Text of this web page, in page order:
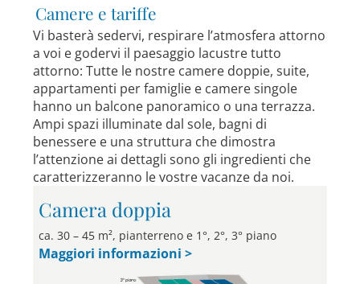
Camere e tariffe
Vi basterà sedervi, respirare l’atmosfera attorno
a voi e godervi il paesaggio lacustre tutto
attorno: Tutte le nostre camere doppie, suite,
appartamenti per famiglie e camere singole
hanno un balcone panoramico o una terrazza.
Ampi spazi illuminate dal sole, bagni di
benessere e una struttura che dimostra
l’attenzione ai dettagli sono gli ingredienti che
caratterizzeranno le vostre vacanze da noi.
Camera doppia
ca. 30 – 45 m², pianterreno e 1°, 2°, 3° piano
Maggiori informazioni >